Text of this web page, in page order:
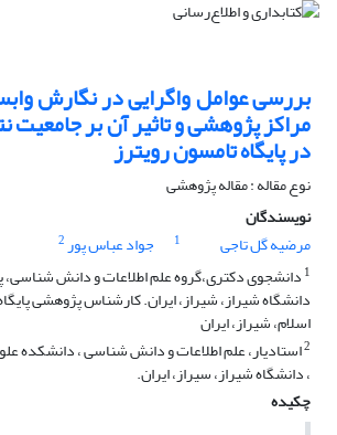
بررسی عوامل واگرایی در نگارش
مراکز پژوهشی و تاثیر آن بر جامعیت
در پایگاه تامسون رویترز
نوع مقاله : مقاله پژوهشی
نویسندگان
مرضیه گل تاجی
1 جواد عباس پور2
1 دانشجوی دکتری،گروه علم اطلاعات و دانش شناسی،
دانشگاه شیراز، شیراز، ایران. کارشناس پژوهشی
اسلام، شیراز، ایران
2استادیار، علم اطلاعات و دانش شناسی ، دانشکده
، دانشگاه شیراز، سیراز، ایران.
چکیده